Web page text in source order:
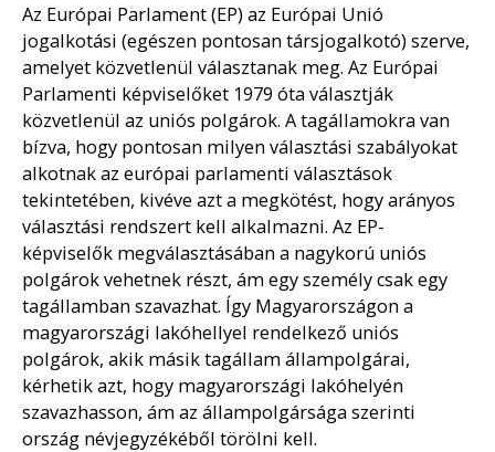
Az Európai Parlament (EP) az Európai Unió
jogalkotási (egészen pontosan társjogalkotó) szerve,
amelyet közvetlenül választanak meg. Az Európai
Parlamenti képviselőket 1979 óta választják
közvetlenül az uniós polgárok. A tagállamokra van
bízva, hogy pontosan milyen választási szabályokat
alkotnak az európai parlamenti választások
tekintetében, kivéve azt a megkötést, hogy arányos
választási rendszert kell alkalmazni. Az EP-
képviselők megválasztásában a nagykorú uniós
polgárok vehetnek részt, ám egy személy csak egy
tagállamban szavazhat. Így Magyarországon a
magyarországi lakóhellyel rendelkező uniós
polgárok, akik másik tagállam állampolgárai,
kérhetik azt, hogy magyarországi lakóhelyén
szavazhasson, ám az állampolgársága szerinti
ország névjegyzékéből törölni kell.